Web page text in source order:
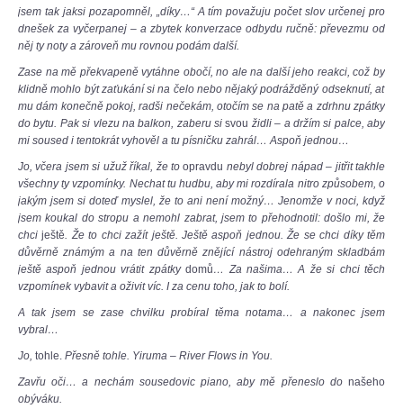
jsem tak jaksi pozapomněl, „díky…“ A tím považuju počet slov určenej pro
dnešek za vyčerpanej – a zbytek konverzace odbydu ručně: převezmu od
něj ty noty a zároveň mu rovnou podám další.
Zase na mě překvapeně vytáhne obočí, no ale na další jeho reakci, což by
klidně mohlo být zaťukání si na čelo nebo nějaký podrážděný odseknutí, ať
mu dám konečně pokoj, radši nečekám, otočím se na patě a zdrhnu zpátky
do bytu. Pak si vlezu na balkon, zaberu sisvou židli – a držím si palce, aby
mi soused i tentokrát vyhověl a tu písničku zahrál… Aspoň jednou…
Jo, včera jsem si užuž říkal, že toopravdu nebyl dobrej nápad – jitřit takhle
všechny ty vzpomínky. Nechat tu hudbu, aby mi rozdírala nitro způsobem, o
jakým jsem si doteď myslel, že to ani není možný… Jenomže v noci, když
jsem koukal do stropu a nemohl zabrat, jsem to přehodnotil: došlo mi, že
chciještě. Že to chci zažít ještě. Ještě aspoň jednou. Že se chci díky těm
důvěrně známým a na ten důvěrně znějící nástroj odehraným skladbám
ještě aspoň jednou vrátit zpátkydomů… Za našima… A že si chci těch
vzpomínek vybavit a oživit víc. I za cenu toho, jak to bolí.
A tak jsem se zase chvilku probíral těma notama… a nakonec jsem
vybral…
Jo, tohle. Přesně tohle. Yiruma – River Flows in You.
Zavřu oči… a nechám sousedovic piano, aby mě přeneslo do našeho
obýváku.